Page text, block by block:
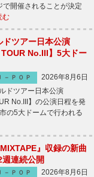
開催されることが決定
む
ツアー日本公演
No.III】5大ドー
Ｊ－ＰＯＰ
2026年8月6日
ドツアー日本公演
No.III】の公演日程を発
の5大ドームで行われる
』収録の新曲
連続公開
Ｊ－ＰＯＰ
2026年8月6日